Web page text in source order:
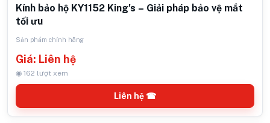
Kính bảo hộ KY1152 King's – Giải pháp bảo vệ mắt
tối ưu
Sản phẩm chính hãng
Giá: Liên hệ
◉ 162 lượt xem
Liên hệ ☎